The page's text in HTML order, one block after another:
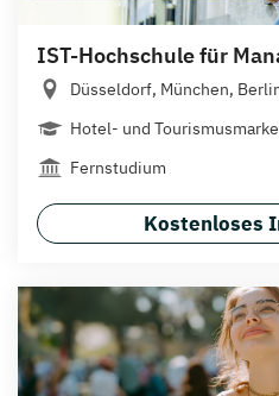
IST-Hochschule für
Düsseldorf, München,
Hotel- und
Fernstudium
Kostenloses